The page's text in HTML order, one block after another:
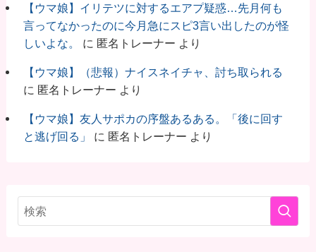
【ウマ娘】イリテツに対するエアプ疑惑…先月何も
言ってなかったのに今月急にスピ3言い出したのが怪
しいよな。
に 匿名トレーナー より
【ウマ娘】（悲報）ナイスネイチャ、討ち取られる
に 匿名トレーナー より
【ウマ娘】友人サポカの序盤あるある。「後に回す
と逃げ回る」
に 匿名トレーナー より